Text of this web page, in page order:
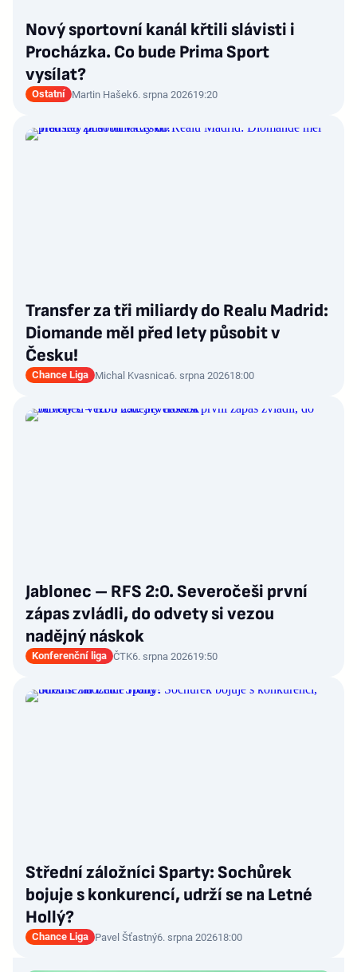
Nový sportovní kanál křtili slávisti i
Procházka. Co bude Prima Sport
vysílat?
Ostatní Martin Hašek6. srpna 202619:20
Transfer za tři miliardy do Realu Madrid:
Diomande měl před lety působit v
Česku!
Chance Liga Michal Kvasnica6. srpna 202618:00
Jablonec – RFS 2:0. Severočeši první
zápas zvládli, do odvety si vezou
nadějný náskok
Konferenční liga ČTK6. srpna 202619:50
Střední záložníci Sparty: Sochůrek
bojuje s konkurencí, udrží se na Letné
Hollý?
Chance Liga Pavel Šťastný6. srpna 202618:00